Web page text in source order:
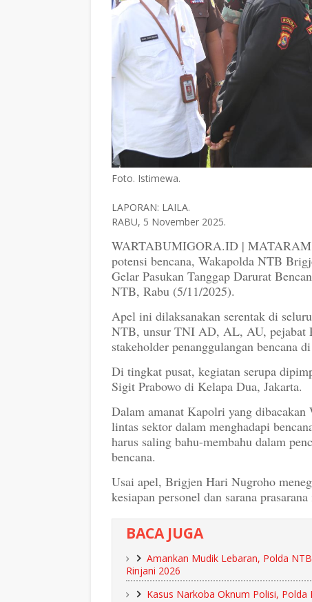
Foto. Istimewa.
LAPORAN: LAILA.
RABU, 5 November 2025.
WARTABUMIGORA.ID | MATARAM
potensi bencana, Wakapolda NTB
Gelar Pasukan Tanggap Darurat
NTB, Rabu (5/11/2025).
Apel ini dilaksanakan serentak di
NTB, unsur TNI AD, AL, AU, pejabat
stakeholder penanggulangan bencana
Di tingkat pusat, kegiatan serupa
Sigit Prabowo di Kelapa Dua, Jakarta.
Dalam amanat Kapolri yang
lintas sektor dalam menghadapi
harus saling bahu-membahu dalam
bencana.
Usai apel, Brigjen Hari Nugroho
kesiapan personel dan sarana
BACA JUGA
Amankan Mudik Lebaran, Polda
Rinjani 2026
Kasus Narkoba Oknum Polisi,